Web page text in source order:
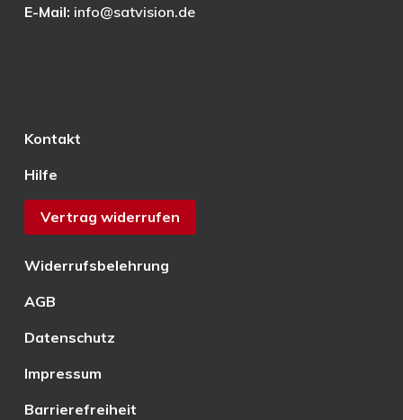
E-Mail: info@satvision.de
Kontakt
Hilfe
Vertrag widerrufen
Widerrufsbelehrung
AGB
Datenschutz
Impressum
Barrierefreiheit